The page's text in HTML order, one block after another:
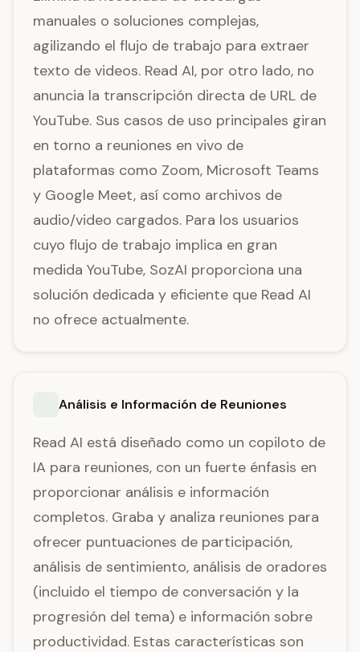
manuales o soluciones complejas,
agilizando el flujo de trabajo para extraer
texto de videos. Read AI, por otro lado, no
anuncia la transcripción directa de URL de
YouTube. Sus casos de uso principales giran
en torno a reuniones en vivo de
plataformas como Zoom, Microsoft Teams
y Google Meet, así como archivos de
audio/video cargados. Para los usuarios
cuyo flujo de trabajo implica en gran
medida YouTube, SozAI proporciona una
solución dedicada y eficiente que Read AI
no ofrece actualmente.
Análisis e Información de Reuniones
Read AI está diseñado como un copiloto de
IA para reuniones, con un fuerte énfasis en
proporcionar análisis e información
completos. Graba y analiza reuniones para
ofrecer puntuaciones de participación,
análisis de sentimiento, análisis de oradores
(incluido el tiempo de conversación y la
progresión del tema) e información sobre
productividad. Estas características son